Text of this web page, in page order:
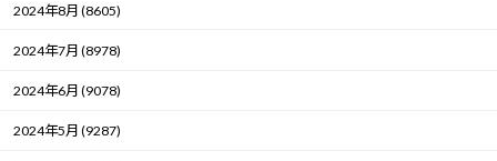
2024年8月 (8605)
2024年7月 (8978)
2024年6月 (9078)
2024年5月 (9287)